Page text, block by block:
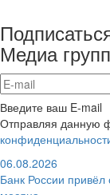
Медиа
Введите ваш E-mail
Отправляя данную
06.08.2026
Банк России привёл